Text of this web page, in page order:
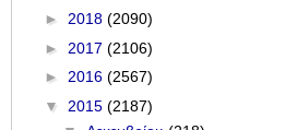
► 2018 (2090)
► 2017 (2106)
► 2016 (2567)
▼ 2015 (2187)